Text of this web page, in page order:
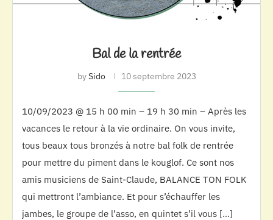
Bal de la rentrée
bySido 10 septembre 2023
10/09/2023 @ 15 h 00 min – 19 h 30 min – Après les
vacances le retour à la vie ordinaire. On vous invite,
tous beaux tous bronzés à notre bal folk de rentrée
pour mettre du piment dans le kouglof. Ce sont nos
amis musiciens de Saint-Claude, BALANCE TON FOLK
qui mettront l’ambiance. Et pour s’échauffer les
jambes, le groupe de l’asso, en quintet s’il vous […]